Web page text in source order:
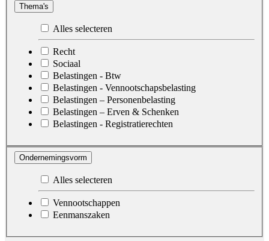
Thema's
Alles selecteren
Recht
Sociaal
Belastingen - Btw
Belastingen - Vennootschapsbelasting
Belastingen – Personenbelasting
Belastingen – Erven & Schenken
Belastingen - Registratierechten
Ondernemingsvorm
Alles selecteren
Vennootschappen
Eenmanszaken